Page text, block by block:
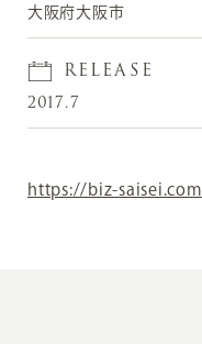
大阪府大阪市
RELEASE
2017.7
https://biz-saisei.com